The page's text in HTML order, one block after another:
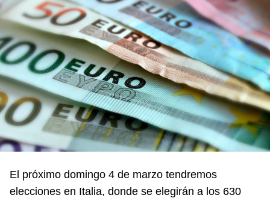
El próximo domingo 4 de marzo tendremos
elecciones en Italia, donde se elegirán a los 630